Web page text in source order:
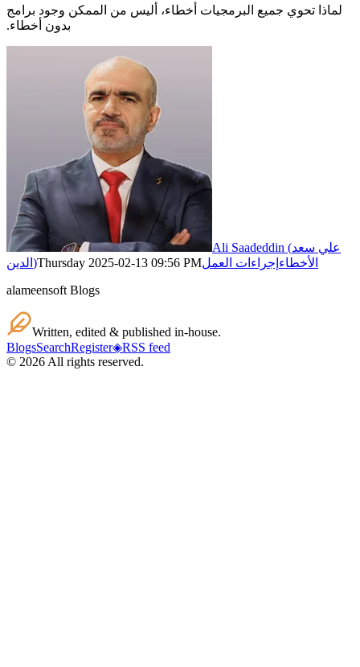
لماذا تحوي جميع البرمجيات أخطاء، أليس من الممكن وجود برامج
بدون أخطاء.
Ali Saadeddin (علي سعد
الدين)Thursday 2025-02-13 09:56 PM الأخطاء إجراءات العمل
alameensoft Blogs
Written, edited & published in-house.
BlogsSearchRegister◈RSS feed
© 2026All rights reserved.